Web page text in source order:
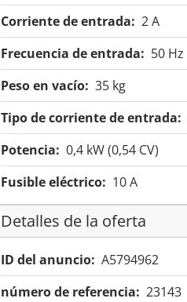
Corriente de entrada: 2 A
Frecuencia de entrada: 50 Hz
Peso en vacío: 35 kg
Tipo de corriente de entrada:
Potencia: 0,4 kW (0,54 CV)
Fusible eléctrico: 10 A
Detalles de la oferta
ID del anuncio: A5794962
número de referencia: 23143